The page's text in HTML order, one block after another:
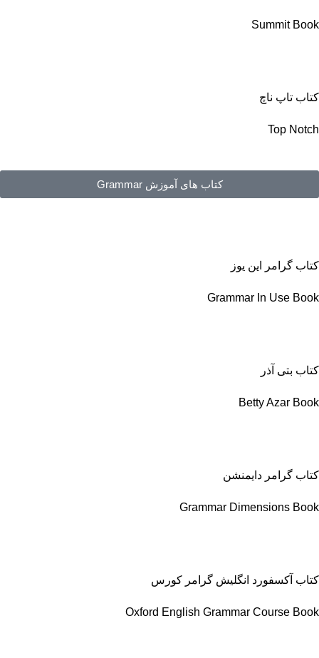
Summit Book
کتاب تاپ ناچ
Top Notch
کتاب های آموزش Grammar
کتاب گرامر این یوز
Grammar In Use Book
کتاب بتی آذر
Betty Azar Book
کتاب گرامر دایمنشن
Grammar Dimensions Book
کتاب آکسفورد انگلیش گرامر کورس
Oxford English Grammar Course Book